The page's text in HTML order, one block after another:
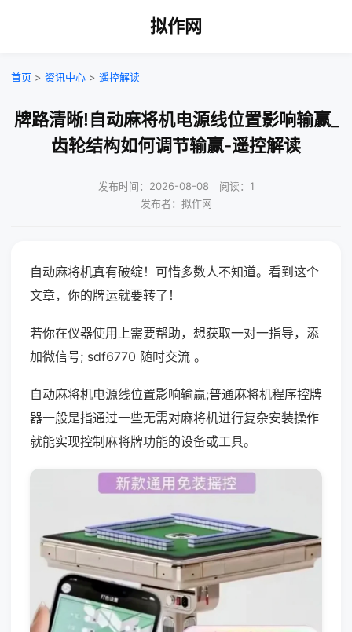
拟作网
首页 > 资讯中心 > 遥控解读
牌路清晰!自动麻将机电源线位置影响输赢_
齿轮结构如何调节输赢-遥控解读
发布时间：2026-08-08｜阅读：1
发布者：拟作网
自动麻将机真有破绽！可惜多数人不知道。看到这个
文章，你的牌运就要转了！
若你在仪器使用上需要帮助，想获取一对一指导，添
加微信号; sdf6770 随时交流 。
自动麻将机电源线位置影响输赢;普通麻将机程序控牌
器一般是指通过一些无需对麻将机进行复杂安装操作
就能实现控制麻将牌功能的设备或工具。